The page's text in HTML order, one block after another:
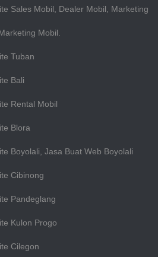
Sales Mobil, Dealer Mobil, Marketing
Mobil.
Tuban
Bali
Rental Mobil
Blora
Boyolali, Jasa Buat Web Boyolali
Cibinong
Pandeglang
Kulon Progo
Cilegon